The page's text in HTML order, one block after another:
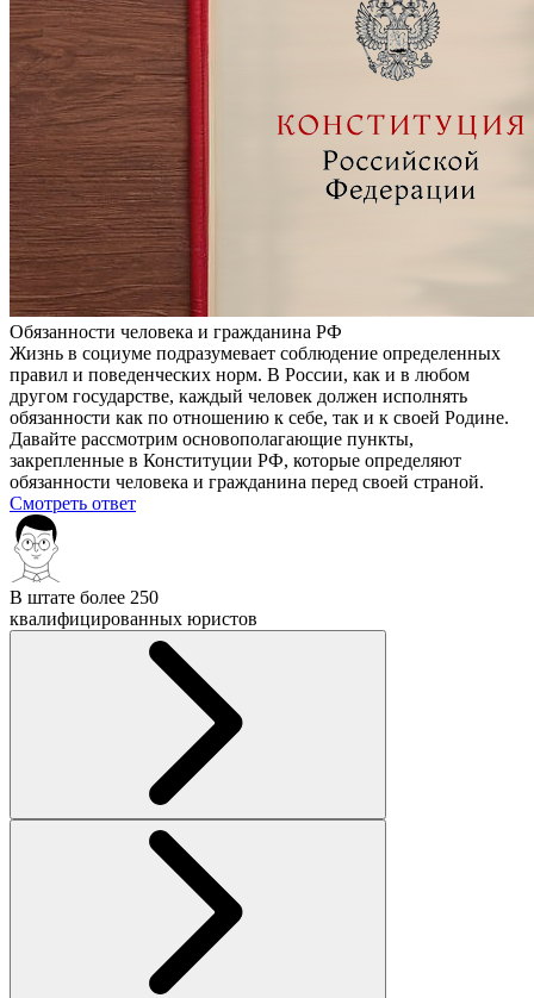
Обязанности человека и гражданина РФ
Жизнь в социуме подразумевает соблюдение определенных
правил и поведенческих норм. В России, как и в любом
другом государстве, каждый человек должен исполнять
обязанности как по отношению к себе, так и к своей Родине.
Давайте рассмотрим основополагающие пункты,
закрепленные в Конституции РФ, которые определяют
обязанности человека и гражданина перед своей страной.
Смотреть ответ
В штате более 250
квалифицированных юристов